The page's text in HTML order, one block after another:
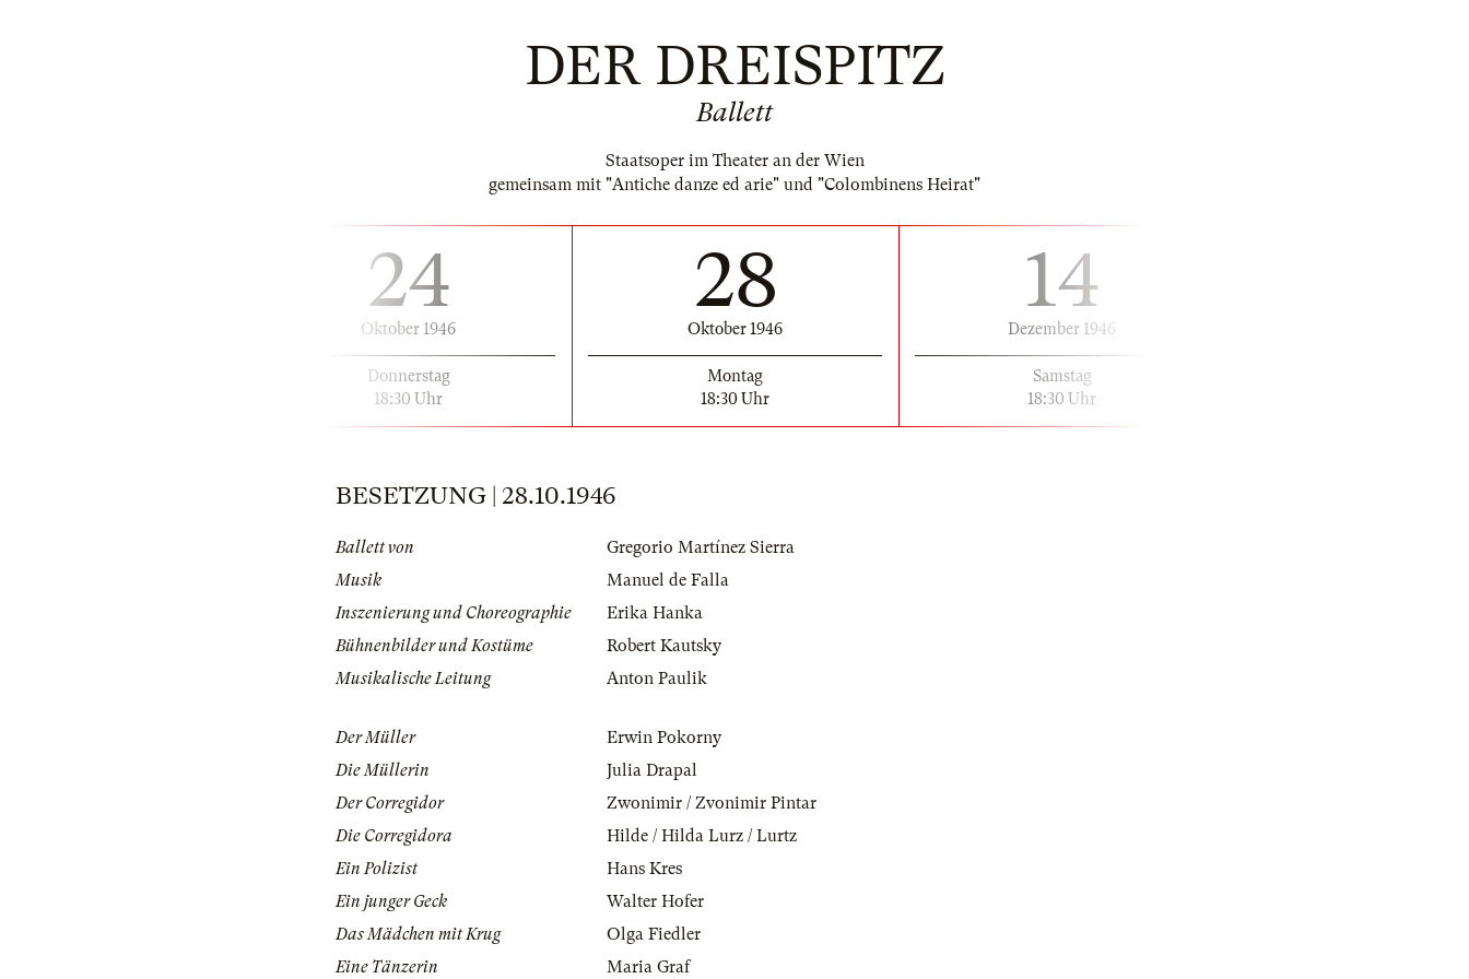
DER DREISPITZ
Ballett
Staatsoper im Theater an der Wien
gemeinsam mit "Antiche danze ed arie" und "Colombinens Heirat"
24
Oktober 1946
Donnerstag
18:30 Uhr
28
Oktober 1946
Montag
18:30 Uhr
14
Dezember 1946
Samstag
18:30 Uhr
BESETZUNG | 28.10.1946
Ballett von
Gregorio Martínez Sierra
Musik
Manuel de Falla
Inszenierung und Choreographie
Erika Hanka
Bühnenbilder und Kostüme
Robert Kautsky
Musikalische Leitung
Anton Paulik
Der Müller
Erwin Pokorny
Die Müllerin
Julia Drapal
Der Corregidor
Zwonimir / Zvonimir Pintar
Die Corregidora
Hilde / Hilda Lurz / Lurtz
Ein Polizist
Hans Kres
Ein junger Geck
Walter Hofer
Das Mädchen mit Krug
Olga Fiedler
Eine Tänzerin
Maria Graf